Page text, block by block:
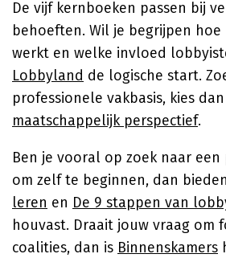
De vijf kernboeken passen bij
behoeften. Wil je begrijpen
werkt en welke invloed
Lobbyland de logische start.
professionele vakbasis, kies dan
maatschappelijk perspectief.
Ben je vooral op zoek naar
om zelf te beginnen, dan bieden
leren en De 9 stappen van
houvast. Draait jouw vraag om
coalities, dan is Binnenskamers